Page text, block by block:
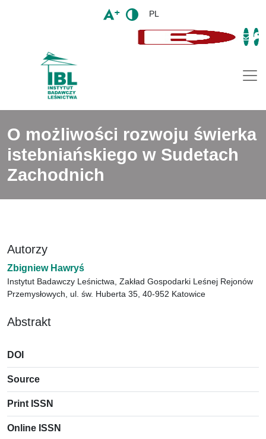
PL
O możliwości rozwoju świerka
istebniańskiego w Sudetach
Zachodnich
Autorzy
Zbigniew Hawryś
Instytut Badawczy Leśnictwa, Zakład Gospodarki Leśnej Rejonów
Przemysłowych, ul. św. Huberta 35, 40-952 Katowice
Abstrakt
DOI
Source
Print ISSN
Online ISSN